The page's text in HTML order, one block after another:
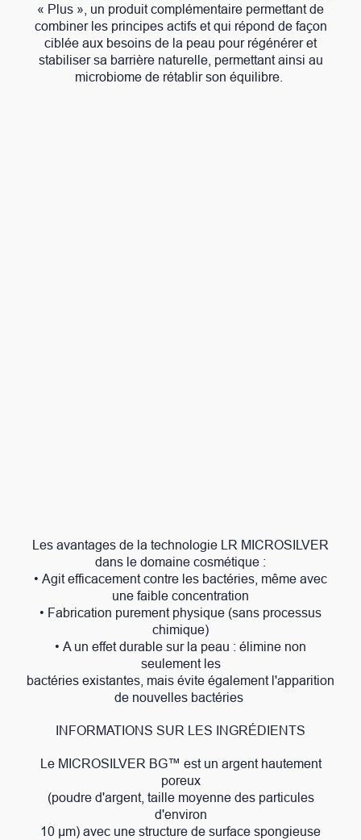
« Plus », un produit complémentaire permettant de
combiner les principes actifs et qui répond de façon
ciblée aux besoins de la peau pour régénérer et
stabiliser sa barrière naturelle, permettant ainsi au
microbiome de rétablir son équilibre.
Les avantages de la technologie LR MICROSILVER
dans le domaine cosmétique :
• Agit efficacement contre les bactéries, même avec
une faible concentration
• Fabrication purement physique (sans processus
chimique)
• A un effet durable sur la peau : élimine non
seulement les
bactéries existantes, mais évite également l'apparition
de nouvelles bactéries
INFORMATIONS SUR LES INGRÉDIENTS
Le MICROSILVER BG™ est un argent hautement
poreux
(poudre d'argent, taille moyenne des particules
d'environ
10 μm) avec une structure de surface spongieuse